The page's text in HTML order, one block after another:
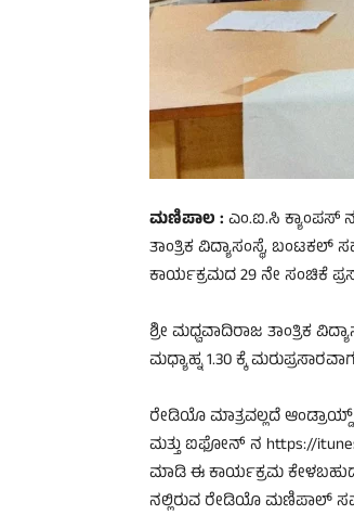
ಮಣಿಪಾಲ : ಎಂ.ಐ.ಸಿ ಕ್ಯಾಂಪಸ್
ತಾಂತ್ರಿಕ ವಿದ್ಯಾಸಂಸ್ಥೆ,
ಕಾರ್ಯಕ್ರಮದ 29 ನೇ ಸಂಚಿಕೆ
ಶ್ರೀ ಮಧ್ವವಾದಿರಾಜ ತಾಂತ್ರಿಕ
ಮಧ್ಯಾಹ್ನ 1.30 ಕ್ಕೆ
ರೇಡಿಯೊ ಮಾತ್ರವಲ್ಲದೆ ಆಂಡ್ರಾಯ್ಡ್
ಮತ್ತು ಐಫೋನ್ ನ https://
ಮಾಡಿ ಈ ಕಾರ್ಯಕ್ರಮ
ನಲ್ಲಿರುವ ರೇಡಿಯೊ ಮಣಿಪಾಲ್